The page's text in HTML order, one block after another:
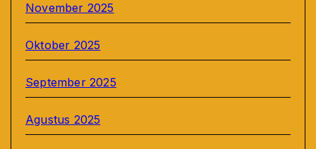
November 2025
Oktober 2025
September 2025
Agustus 2025